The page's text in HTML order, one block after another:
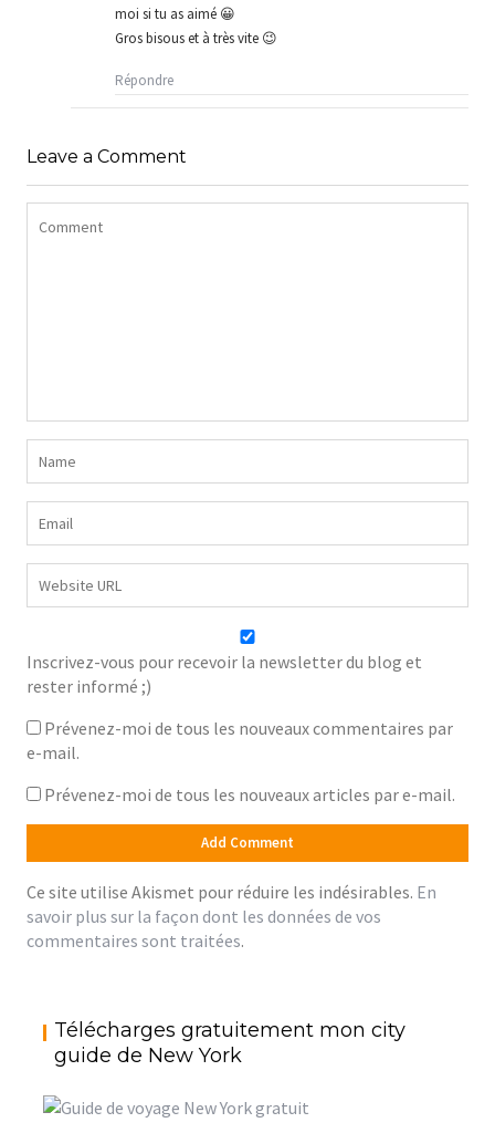
moi si tu as aimé 😀
Gros bisous et à très vite 😉
Répondre
Leave a Comment
Inscrivez-vous pour recevoir la newsletter du blog et
rester informé ;)
Prévenez-moi de tous les nouveaux commentaires par
e-mail.
Prévenez-moi de tous les nouveaux articles par e-mail.
Ce site utilise Akismet pour réduire les indésirables. En
savoir plus sur la façon dont les données de vos
commentaires sont traitées.
Télécharges gratuitement mon city
guide de New York